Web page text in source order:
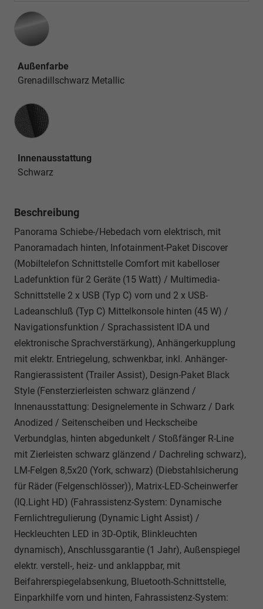
Außenfarbe
Grenadillschwarz Metallic
Innenausstattung
Innenausstattung
Schwarz
Beschreibung
Panorama Schiebe-/Hebedach vorn elektrisch, mit
Panoramadach hinten, Infotainment-Paket Discover
(Mobiltelefon Schnittstelle Comfort mit kabelloser
Ladefunktion für 2 Geräte (15 Watt) / Multimedia-
Schnittstelle 2 x USB (Typ C) vorn und 2 x USB-
Ladeanschluß (Typ C) Mittelkonsole hinten (45 W) /
Navigationsfunktion / Sprachassistent IDA und
elektronische Sprachverstärkung), Anhängerkupplung
mit elektr. Entriegelung, schwenkbar, inkl. Anhänger-
Rangierassistent (Trailer Assist), Design-Paket Black
Style (Fensterzierleisten schwarz glänzend /
Innenausstattung: Designelemente in Schwarz / Dark
Anodized / Seitenscheiben und Heckscheibe
Verbundglas, hinten abgedunkelt / Stoßfänger R-Line
mit Zierleisten schwarz glänzend / Dachreling schwarz),
LM-Felgen 8,5x20 (York, schwarz) (Diebstahlsicherung
für Räder (Felgenschlösser)), Matrix-LED-Scheinwerfer
(IQ.Light HD) (Fahrassistenz-System: Dynamische
Fernlichtregulierung (Dynamic Light Assist) /
Heckleuchten LED in 3D-Optik, Blinkleuchten
dynamisch), Anschlussgarantie (1 Jahr), Außenspiegel
elektr. verstell-, heiz- und anklappbar, mit
Beifahrerspiegelabsenkung, Bluetooth-Schnittstelle,
Einparkhilfe vorn und hinten, Fahrassistenz-System: